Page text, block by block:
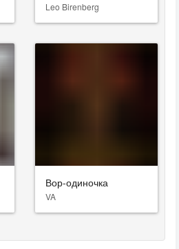
Leo Birenberg
Вор-одиночка
VA